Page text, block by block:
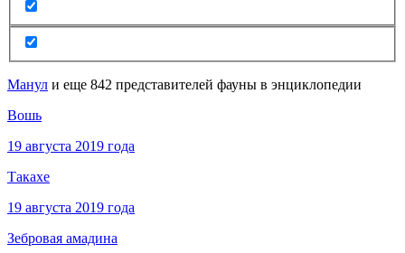
Манул и еще 842 представителей фауны в энциклопедии
Вошь
19 августа 2019 года
Такахе
19 августа 2019 года
Зебровая амадина